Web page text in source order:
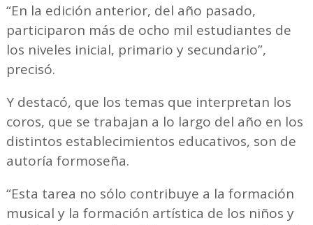
“En la edición anterior, del año pasado,
participaron más de ocho mil estudiantes de
los niveles inicial, primario y secundario”,
precisó.
Y destacó, que los temas que interpretan los
coros, que se trabajan a lo largo del año en los
distintos establecimientos educativos, son de
autoría formoseña.
“Esta tarea no sólo contribuye a la formación
musical y la formación artística de los niños y